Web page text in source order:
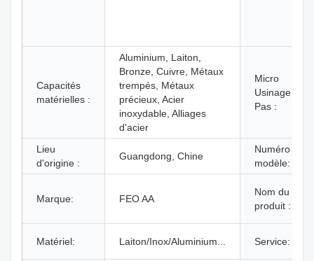
Capacités
matérielles :
Aluminium, Laiton,
Bronze, Cuivre, Métaux
trempés, Métaux
précieux, Acier
inoxydable, Alliages
d'acier
Micro
Usinage ou
Pas :
Lieu
d'origine :
Guangdong, Chine
Numéro de
modèle:
Marque: FEO AA
Nom du
produit :
Matériel: Laiton/Inox/Aluminium... Service: